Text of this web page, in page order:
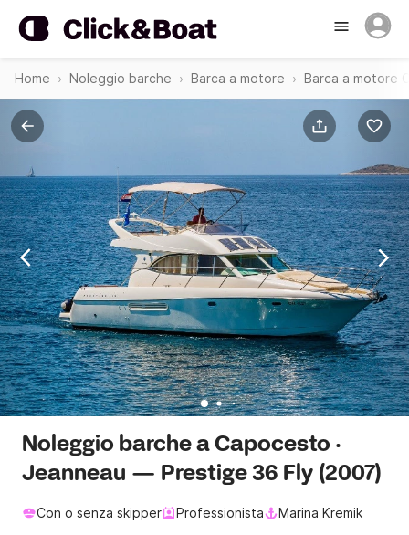
Home Noleggio barche Barca a motore Barca a motore
Noleggio barche a Capocesto ·
Jeanneau — Prestige 36 Fly (2007)
Con o senza skipper Professionista Marina Kremik